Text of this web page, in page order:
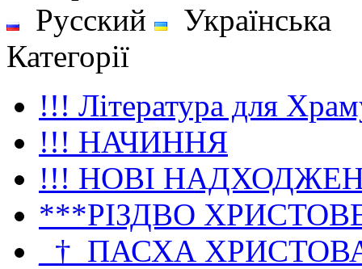
Русский
Українська
Категорії
!!! Література для
!!! НАЧИННЯ
!!! НОВІ
***РІЗДВО
_†_ПАСХА